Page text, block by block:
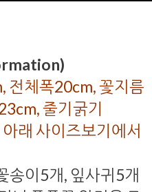
전체폭20cm, 꽃지름
줄기굵기
래 사이즈보기에서
송이5개, 잎사귀5개